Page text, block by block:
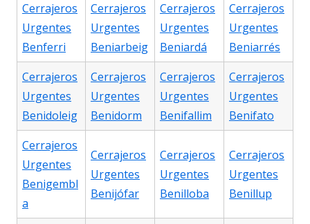
Cerrajeros
Urgentes
Benferri
Cerrajeros
Urgentes
Beniarbeig
Cerrajeros
Urgentes
Beniardá
Cerrajeros
Urgentes
Beniarrés
Cerrajeros
Urgentes
Benidoleig
Cerrajeros
Urgentes
Benidorm
Cerrajeros
Urgentes
Benifallim
Cerrajeros
Urgentes
Benifato
Cerrajeros
Urgentes
Benigembl
a
Cerrajeros
Urgentes
Benijófar
Cerrajeros
Urgentes
Benilloba
Cerrajeros
Urgentes
Benillup